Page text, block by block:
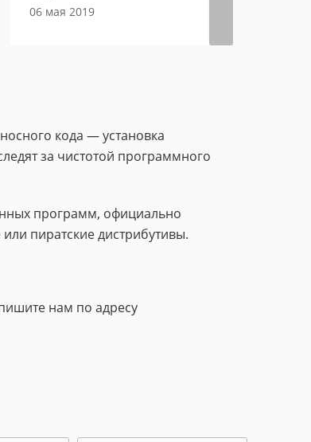
06 мая 2019
кода — установка
за чистотой программного
программ, официально
пиратские дистрибутивы.
нам по адресу